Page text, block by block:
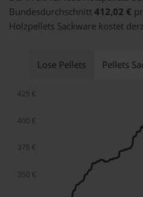
Bundesdurchschnitt412,02 €
Holzpellets Sackware kostet
Lose Pellets Pellets
350 €
375 €
400 €
425 €